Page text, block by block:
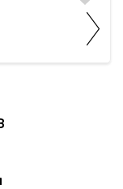
содержания
материалов